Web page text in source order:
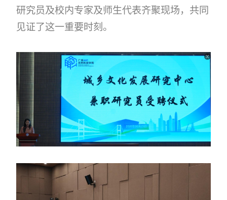
研究员及校内专家及师生代表齐聚现场，共同
见证了这一重要时刻。